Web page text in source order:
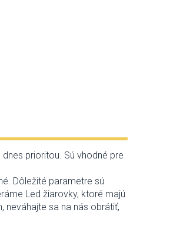
prioritou. Sú vhodné pre
Dôležité parametre sú
Led žiarovky, ktoré majú
sa na nás obrátiť,